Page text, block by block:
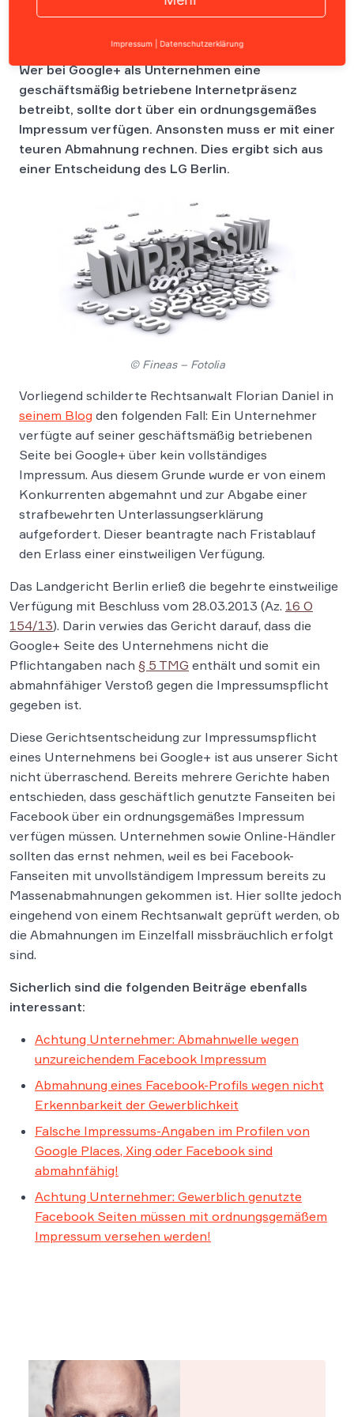
Wer bei Google+ als Unternehmen eine
geschäftsmäßig betriebene Internetpräsenz
betreibt, sollte dort über ein ordnungsgemäßes
Impressum verfügen. Ansonsten muss er mit einer
teuren Abmahnung rechnen. Dies ergibt sich aus
einer Entscheidung des LG Berlin.
© Fineas – Fotolia
Vorliegend schilderte Rechtsanwalt Florian Daniel in
seinem Blog den folgenden Fall: Ein Unternehmer
verfügte auf seiner geschäftsmäßig betriebenen
Seite bei Google+ über kein vollständiges
Impressum. Aus diesem Grunde wurde er von einem
Konkurrenten abgemahnt und zur Abgabe einer
strafbewehrten Unterlassungserklärung
aufgefordert. Dieser beantragte nach Fristablauf
den Erlass einer einstweiligen Verfügung.
Das Landgericht Berlin erließ die begehrte einstweilige
Verfügung mit Beschluss vom 28.03.2013 (Az. 16 O
154/13). Darin verwies das Gericht darauf, dass die
Google+ Seite des Unternehmens nicht die
Pflichtangaben nach § 5 TMG enthält und somit ein
abmahnfähiger Verstoß gegen die Impressumspflicht
gegeben ist.
Diese Gerichtsentscheidung zur Impressumspflicht
eines Unternehmens bei Google+ ist aus unserer Sicht
nicht überraschend. Bereits mehrere Gerichte haben
entschieden, dass geschäftlich genutzte Fanseiten bei
Facebook über ein ordnungsgemäßes Impressum
verfügen müssen. Unternehmen sowie Online-Händler
sollten das ernst nehmen, weil es bei Facebook-
Fanseiten mit unvollständigem Impressum bereits zu
Massenabmahnungen gekommen ist. Hier sollte jedoch
eingehend von einem Rechtsanwalt geprüft werden, ob
die Abmahnungen im Einzelfall missbräuchlich erfolgt
sind.
Sicherlich sind die folgenden Beiträge ebenfalls
interessant:
Achtung Unternehmer: Abmahnwelle wegen
unzureichendem Facebook Impressum
Abmahnung eines Facebook-Profils wegen nicht
Erkennbarkeit der Gewerblichkeit
Falsche Impressums-Angaben im Profilen von
Google Places, Xing oder Facebook sind
abmahnfähig!
Achtung Unternehmer: Gewerblich genutzte
Facebook Seiten müssen mit ordnungsgemäßem
Impressum versehen werden!
Impressum Datenschutzerklärung